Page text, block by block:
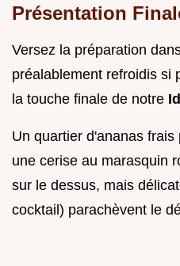
Présentation
Versez la préparation
préalablement refroidis si
la touche finale de notre
Un quartier d'ananas
une cerise au marasquin
sur le dessus, mais
cocktail) parachèvent le